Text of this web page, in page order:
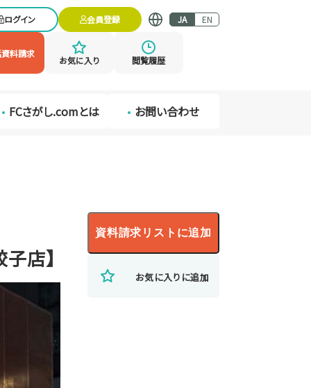
ログイン 会員登録 JA EN
料請求
お気に入り 閲覧履歴
FCさがし.comとは お問い合わせ
店】
資料請求リストに追加
お気に入りに追加